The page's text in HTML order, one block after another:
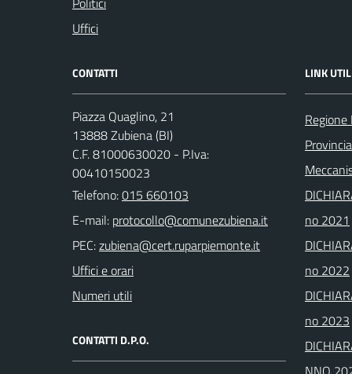
Uffici
CONTATTI
Piazza Quaglino, 21
13888 Zubiena (BI)
C.F. 81000630020 - P.Iva:
00410150023
Telefono:015 660103
E-mail:
PEC:
Uffici e orari
Numeri utili
CONTATTI D.P.O.
LINK
no 2021
no 2022
no 2023